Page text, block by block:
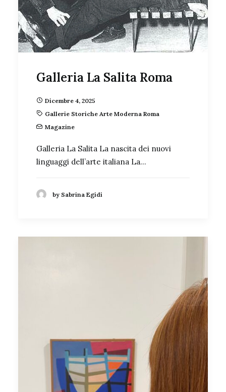
Galleria La Salita Roma
Dicembre 4, 2025
Gallerie Storiche Arte Moderna Roma
Magazine
Galleria La Salita La nascita dei nuovi
linguaggi dell’arte italiana La…
by Sabrina Egidi